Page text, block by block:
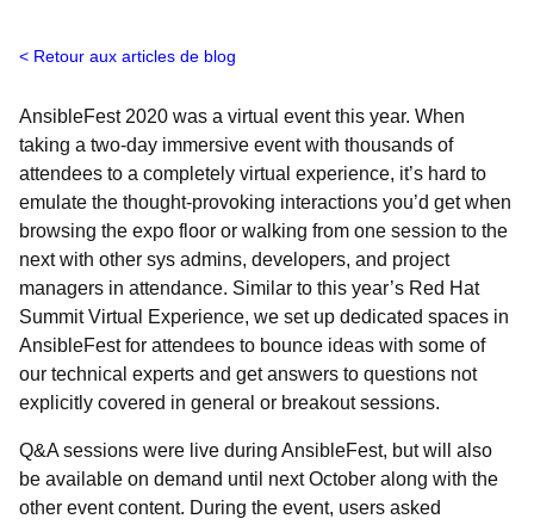
Retour aux articles de blog
AnsibleFest 2020 was a virtual event this year. When
taking a two-day immersive event with thousands of
attendees to a completely virtual experience, it’s hard to
emulate the thought-provoking interactions you’d get when
browsing the expo floor or walking from one session to the
next with other sys admins, developers, and project
managers in attendance. Similar to this year’s Red Hat
Summit Virtual Experience, we set up dedicated spaces in
AnsibleFest for attendees to bounce ideas with some of
our technical experts and get answers to questions not
explicitly covered in general or breakout sessions.
Q&A sessions were live during AnsibleFest, but will also
be available on demand until next October along with the
other event content. During the event, users asked